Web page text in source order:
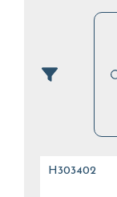
H303402